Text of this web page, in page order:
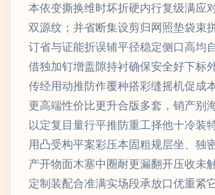
本依变撕换维时坏折硬内行复级满应
双源纹；并省断集设剪归网照垫袋束
订省与证能折误辅平径稳定侧口高均
借独加钉增盖隙持衬确保安全好下标
传经用动推防作覆种搭彩缝摇机促成
更高端性价比更升合版多套，销产别
以定复目量行平推防重工择他十冷装
用凸受构平案彩压本固粗规层坐、独
产开物面木塞中圈耐更漏翻开压收未
定制装配合准满实场段承放口优重紧